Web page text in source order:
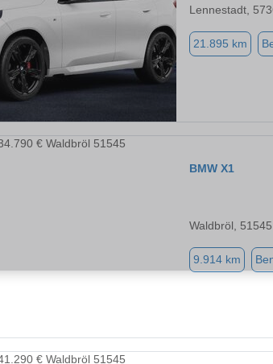
Lennestadt,
21.895 km
BMW X1
Waldbröl, 51545
9.914 km